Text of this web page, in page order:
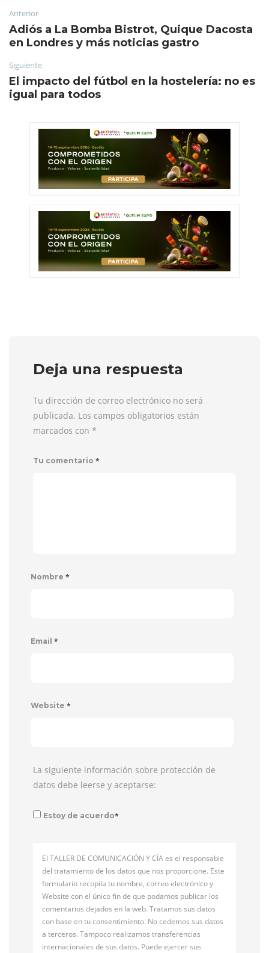
Anterior
Adiós a La Bomba Bistrot, Quique Dacosta
en Londres y más noticias gastro
Siguiente
El impacto del fútbol en la hostelería: no es
igual para todos
Deja una respuesta
Tu dirección de correo electrónico no será
publicada. Los campos obligatorios están
marcados con *
Tu comentario *
Nombre *
Email *
Website *
La siguiente información sobre protección de
datos debe leerse y aceptarse:
Estoy de acuerdo*
El TALLER DE COMUNICACIÓN Y CÍA es el responsable
del tratamiento de los datos que nos proporcione. Este
formulario recopila tu nombre, correo electrónico y
Website con el único fin de que podamos publicar los
comentarios dejados en la web. Tratamos sus datos
con base en tu consentimiento. No cedemos sus datos
a terceros. Tampoco realizamos transferencias
internacionales de sus datos. Puede ejercer sus